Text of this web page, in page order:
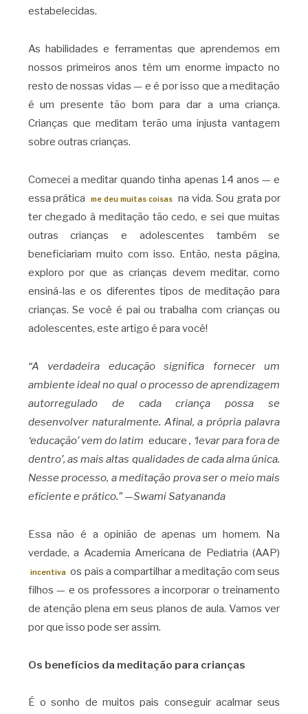
estabelecidas.
As habilidades e ferramentas que aprendemos em
nossos primeiros anos têm um enorme impacto no
resto de nossas vidas — e é por isso que a meditação
é um presente tão bom para dar a uma criança.
Crianças que meditam terão uma injusta vantagem
sobre outras crianças.
Comecei a meditar quando tinha apenas 14 anos — e
essa práticame deu muitas coisas
na vida. Sou grata por
ter chegado à meditação tão cedo, e sei que muitas
outras crianças e adolescentes também se
beneficiariam muito com isso. Então, nesta página,
exploro por que as crianças devem meditar, como
ensiná-las e os diferentes tipos de meditação para
crianças. Se você é pai ou trabalha com crianças ou
adolescentes, este artigo é para você!
“A verdadeira educação significa fornecer um
ambiente ideal no qual o processo de aprendizagem
autorregulado de cada criança possa se
desenvolver naturalmente. Afinal, a própria palavra
‘educação’ vem do latim educare , ‘levar para fora de
dentro’, as mais altas qualidades de cada alma única.
Nesse processo, a meditação prova ser o meio mais
eficiente e prático.” —Swami Satyananda
Essa não é a opinião de apenas um homem. Na
verdade, a Academia Americana de Pediatria (AAP)
incentivaos pais a compartilhar a meditação com seus
filhos — e os professores a incorporar o treinamento
de atenção plena em seus planos de aula. Vamos ver
por que isso pode ser assim.
Os benefícios da meditação para crianças
É o sonho de muitos pais conseguir acalmar seus